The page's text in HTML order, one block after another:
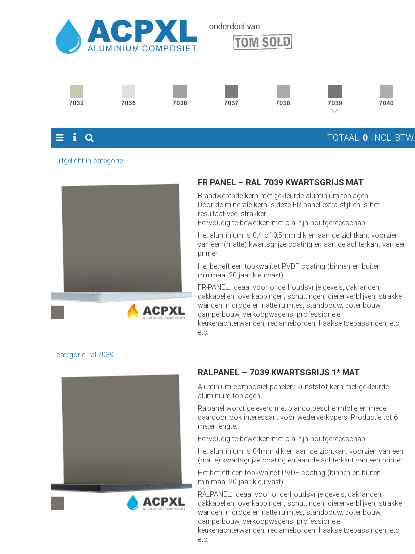
TOTAAL: 0 INCL. BTW:
uitgelicht in categorie
FR PANEL – RAL 7039 KWARTSGRIJS MAT
Brandwerende kern met gekleurde aluminium toplagen.
Door de minerale kern is deze FR-panel extra stijf en is het
resultaat veel strakker.
Eenvoudig te bewerken met o.a. fijn houtgereedschap.
Het aluminium is 0,4 of 0,5mm dik en aan de zichtkant voorzien
van een (matte) kwartsgrijze coating en aan de achterkant van een
primer.
Het betreft een topkwaliteit PVDF coating (binnen en buiten
minimaal 20 jaar kleurvast).
FR-PANEL: ideaal voor onderhoudsvrije gevels, dakranden,
dakkapellen, overkappingen, schuttingen, dierenverblijven, strakke
wanden in droge en natte ruimtes, standbouw, botenbouw,
camperbouw, verkoopwagens, professionele
keukenachterwanden, reclameborden, haakse toepassingen, etc,
etc..
categorie: ral 7039
RALPANEL – 7039 KWARTSGRIJS 1* MAT
Aluminium composiet panelen: kunststof kern met gekleurde
aluminium toplagen.
Ralpanel wordt geleverd met blanco beschermfolie en mede
daardoor ook interessant voor wederverkopers. Productie tot 6
meter lengte.
Eenvoudig te bewerken met o.a. fijn houtgereedschap.
Het aluminium is 04mm dik en aan de zichtkant voorzien van een
(matte) kwartsgrijze coating en aan de achterkant van een primer.
Het betreft een topkwaliteit PVDF coating (binnen en buiten
minimaal 20 jaar kleurvast).
RALPANEL: ideaal voor onderhoudsvrije gevels, dakranden,
dakkapellen, overkappingen, schuttingen, dierenverblijven, strakke
wanden in droge en natte ruimtes, standbouw, botenbouw,
camperbouw, verkoopwagens, professionele
keukenachterwanden, reclameborden, haakse toepassingen, etc,
etc..